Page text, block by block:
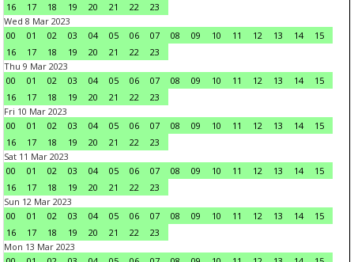
16
17 18 19 20 21 22
23
Wed 8 Mar 2023
00
01 02 03 04 05 06 07 08 09 10 11 12 13 14
15
16
17 18 19 20 21 22
23
Thu 9 Mar 2023
00
01 02 03 04 05 06 07 08 09 10 11 12 13 14
15
16
17 18 19 20 21 22
23
Fri 10 Mar 2023
00
01 02 03 04 05 06 07 08 09 10 11 12 13 14
15
16
17 18 19 20 21 22
23
Sat 11 Mar 2023
00
01 02 03 04 05 06 07 08 09 10 11 12 13 14
15
16
17 18 19 20 21 22
23
Sun 12 Mar 2023
00
01 02 03 04 05 06 07 08 09 10 11 12 13 14
15
16
17 18 19 20 21 22
23
Mon 13 Mar 2023